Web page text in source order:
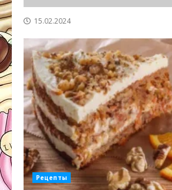
15.02.2024
Рецепты